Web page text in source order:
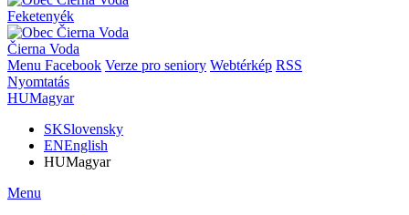
Feketenyék
Čierna Voda
Menu Facebook Verze pro seniory Webtérkép RSS
Nyomtatás
HUMagyar
SKSlovensky
ENEnglish
HUMagyar
Menu